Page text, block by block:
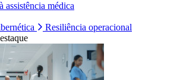
assistência médica
Resiliência operacional